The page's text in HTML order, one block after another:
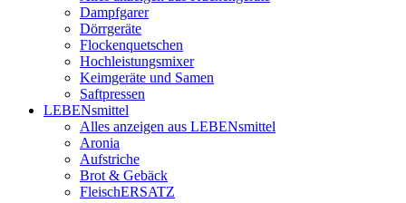
Dampfgarer
Dörrgeräte
Flockenquetschen
Hochleistungsmixer
Keimgeräte und Samen
Saftpressen
LEBENsmittel
Alles anzeigen aus LEBENsmittel
Aronia
Aufstriche
Brot & Gebäck
FleischERSATZ